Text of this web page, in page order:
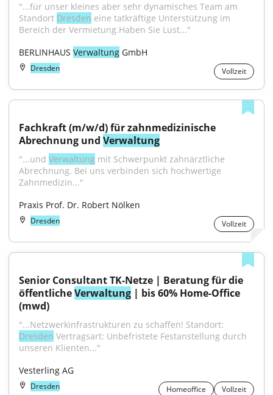
"...für unser kleines aber sehr dynamisches Team am
Standort Dresden eine tatkräftige Unterstützung im
Bereich der Vermietung.Haben Sie Lust..."
BERLINHAUS Verwaltung GmbH
Dresden Vollzeit
Fachkraft (m/w/d) für zahnmedizinische
Abrechnung und Verwaltung
"...und Verwaltung mit Schwerpunkt zahnärztliche
Abrechnung. Bei uns verbinden sich hochwertige
Zahnmedizin..."
Praxis Prof. Dr. Robert Nölken
Dresden Vollzeit
Senior Consultant TK-Netze | Beratung für die
öffentliche Verwaltung | bis 60% Home-Office
(mwd)
Dresden Vertragsart: Unbefristete Festanstellung durch
unseren Klienten..."
Vesterling AG
Dresden Homeoffice Vollzeit